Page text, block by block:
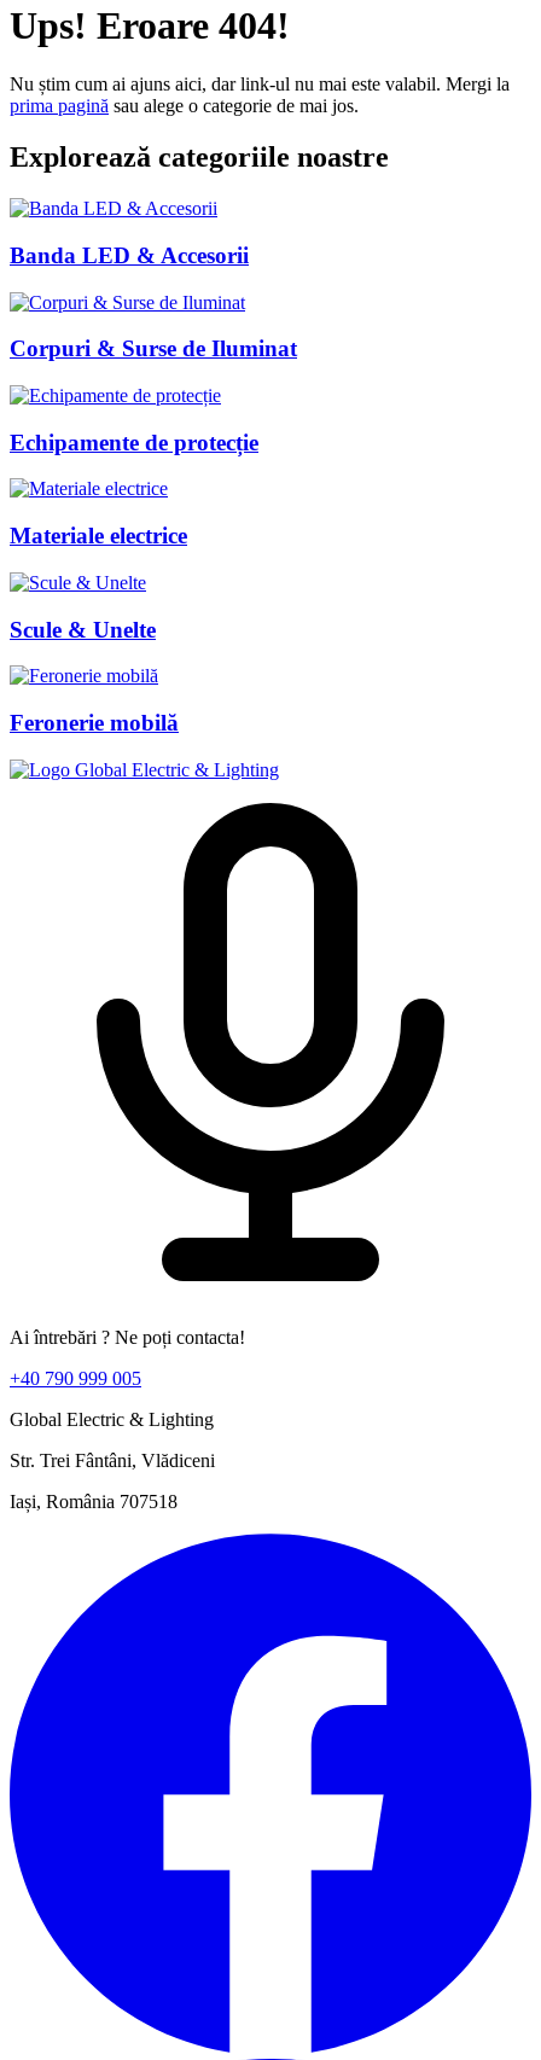
Ups! Eroare 404!
Nu știm cum ai ajuns aici, dar link-ul nu mai este valabil. Mergi la
prima pagină sau alege o categorie de mai jos.
Explorează categoriile noastre
Banda LED & Accesorii
Corpuri & Surse de Iluminat
Echipamente de protecție
Materiale electrice
Scule & Unelte
Feronerie mobilă
Ai întrebări ? Ne poți contacta!
+40 790 999 005
Global Electric & Lighting
Str. Trei Fântâni, Vlădiceni
Iași, România 707518